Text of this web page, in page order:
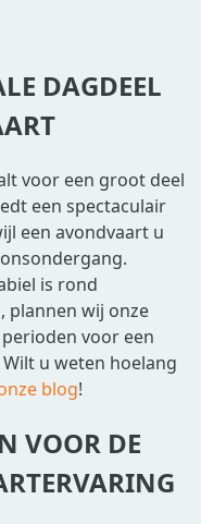
DAGDEEL
voor een groot deel
een spectaculair
een avondvaart u
is rond
plannen wij onze
voor een
u weten hoelang
blog!
VOOR DE